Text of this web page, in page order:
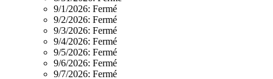
9/1/2026: Fermé
9/2/2026: Fermé
9/3/2026: Fermé
9/4/2026: Fermé
9/5/2026: Fermé
9/6/2026: Fermé
9/7/2026: Fermé